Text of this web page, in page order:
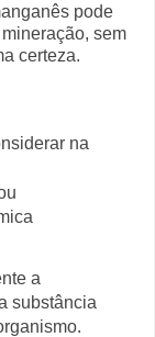
pode
sem
certeza.
na
a
substância